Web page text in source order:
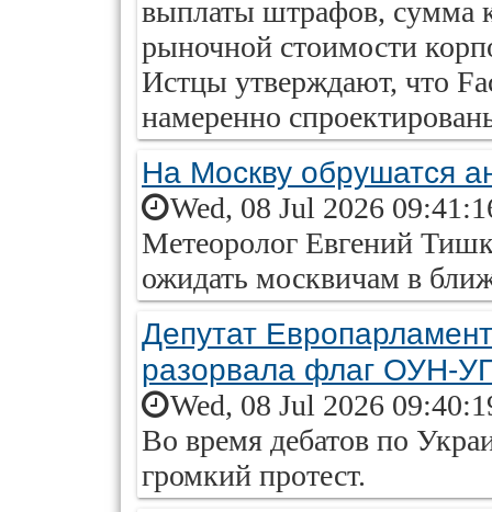
выплаты штрафов, сумма
рыночной стоимости
Истцы утверждают, что
намеренно
На Москву обрушатся
Wed, 08 Jul 2026
Метеоролог Евгений
ожидать москвичам в
Депутат
разорвала флаг ОУН-
Wed, 08 Jul 2026
Во время дебатов по
громкий протест.